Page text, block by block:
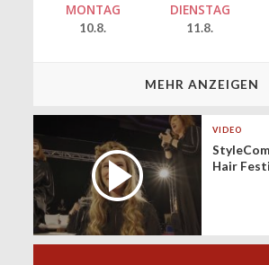
MONTAG
10.8.
DIENSTAG
11.8.
MEHR ANZEIGEN
VIDEO
Hair